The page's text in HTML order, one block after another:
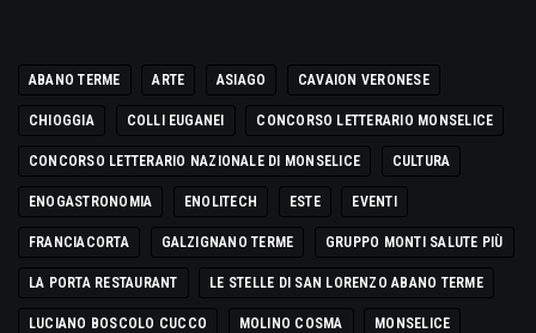
ABANO TERME ARTE ASIAGO CAVAION VERONESE
CHIOGGIA COLLI EUGANEI CONCORSO LETTERARIO MONSELICE
CONCORSO LETTERARIO NAZIONALE DI MONSELICE CULTURA
ENOGASTRONOMIA ENOLITECH ESTE EVENTI
FRANCIACORTA GALZIGNANO TERME GRUPPO MONTI SALUTE PIÙ
LA PORTA RESTAURANT LE STELLE DI SAN LORENZO ABANO TERME
LUCIANO BOSCOLO CUCCO MOLINO COSMA MONSELICE